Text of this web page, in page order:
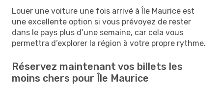
Louer une voiture une fois arrivé à Île Maurice est
une excellente option si vous prévoyez de rester
dans le pays plus d’une semaine, car cela vous
permettra d’explorer la région à votre propre rythme.
Réservez maintenant vos billets les
moins chers pour Île Maurice